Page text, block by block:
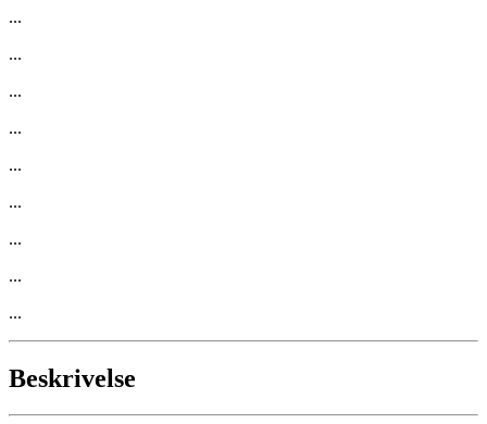
...
...
...
...
...
...
...
...
...
Beskrivelse